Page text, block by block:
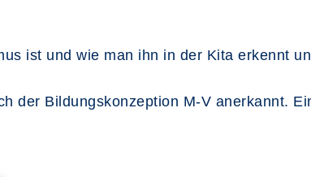
ist und wie man ihn in der Kita erkennt
der Bildungskonzeption M-V anerkannt.